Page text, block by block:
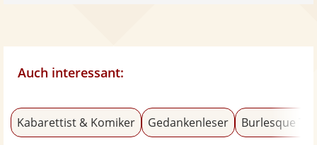
Auch interessant:
Kabarettist & Komiker Gedankenleser Burlesque